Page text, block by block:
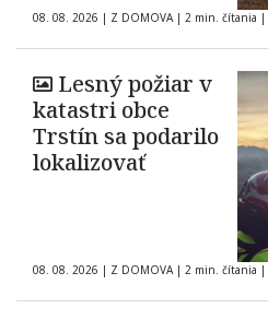
08. 08. 2026 | Z DOMOVA | 2 min. čítania |
Lesný požiar v
katastri obce
Trstín sa podarilo
lokalizovať
08. 08. 2026 | Z DOMOVA | 2 min. čítania |